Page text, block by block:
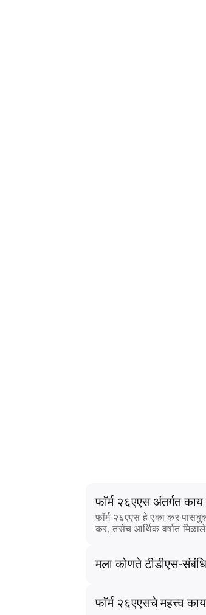
फॉर्म २६एएस अंतर्गत
फॉर्म २६एएस हे एका कर
कर, तसेच आर्थिक वर्षात
मला कोणते टीडीएस-
फॉर्म २६एएसचे महत्त्व